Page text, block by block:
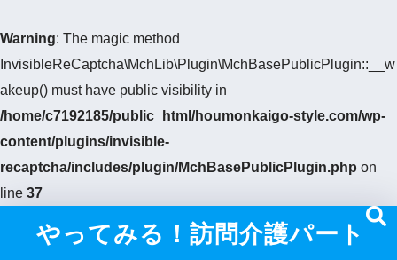
Warning: The magic method
InvisibleReCaptcha\MchLib\Plugin\MchBasePublicPlugin::__w
akeup() must have public visibility in
/home/c7192185/public_html/houmonkaigo-style.com/wp-
content/plugins/invisible-
recaptcha/includes/plugin/MchBasePublicPlugin.php on
line 37
やってみる！訪問介護パート